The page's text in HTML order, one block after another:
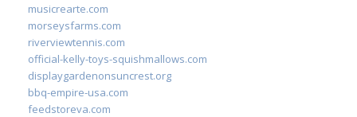
musicrearte.com
morseysfarms.com
riverviewtennis.com
official-kelly-toys-squishmallows.com
displaygardenonsuncrest.org
bbq-empire-usa.com
feedstoreva.com